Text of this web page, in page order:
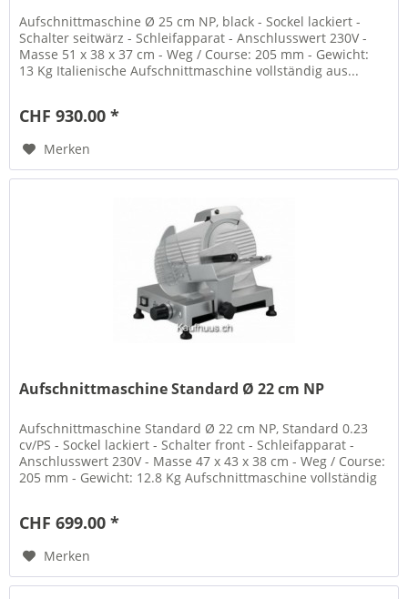
Aufschnittmaschine Ø 25 cm NP, black - Sockel lackiert -
Schalter seitwärz - Schleifapparat - Anschlusswert 230V -
Masse 51 x 38 x 37 cm - Weg / Course: 205 mm - Gewicht:
13 Kg Italienische Aufschnittmaschine vollständig aus...
CHF 930.00 *
Merken
Aufschnittmaschine Standard Ø 22 cm NP
Aufschnittmaschine Standard Ø 22 cm NP, Standard 0.23
cv/PS - Sockel lackiert - Schalter front - Schleifapparat -
Anschlusswert 230V - Masse 47 x 43 x 38 cm - Weg / Course:
205 mm - Gewicht: 12.8 Kg Aufschnittmaschine vollständig
CHF 699.00 *
Merken